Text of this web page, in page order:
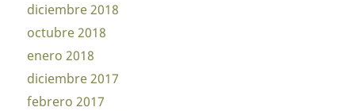
diciembre 2018
octubre 2018
enero 2018
diciembre 2017
febrero 2017